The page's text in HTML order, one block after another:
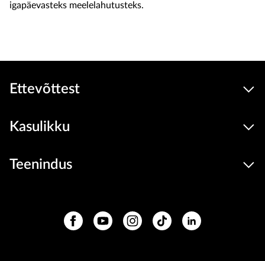
igapäevasteks meelelahutusteks.
Ettevõttest
Kasulikku
Teenindus